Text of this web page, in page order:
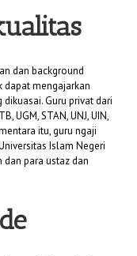
dan background
dapat mengajarkan
Guru privat dari
UGM, STAN, UNJ, UIN,
itu, guru ngaji
Islam Negeri
dan para ustaz dan